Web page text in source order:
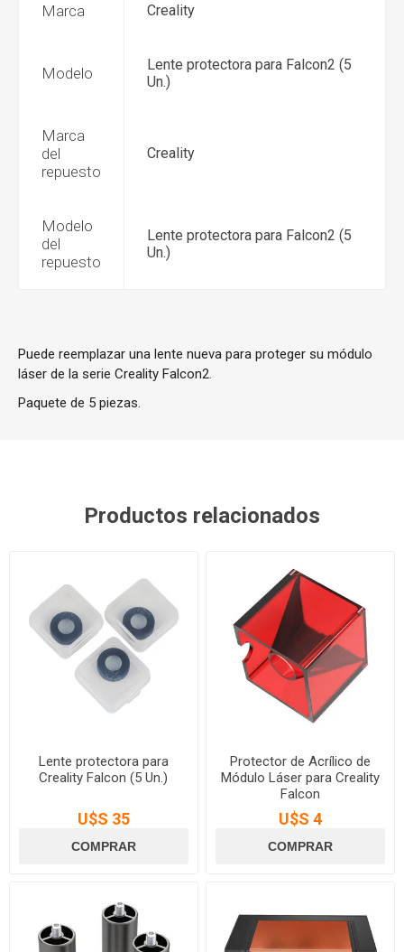
Marca Creality
Modelo
Lente protectora para Falcon2 (5
Un.)
Marca
del
repuesto
Creality
Modelo
del
repuesto
Lente protectora para Falcon2 (5
Un.)
Puede reemplazar una lente nueva para proteger su módulo
láser de la serie Creality Falcon2.
Paquete de 5 piezas.
Productos relacionados
Lente protectora para
Creality Falcon (5 Un.)
U$S 35
Protector de Acrílico de
Módulo Láser para Creality
Falcon
U$S 4